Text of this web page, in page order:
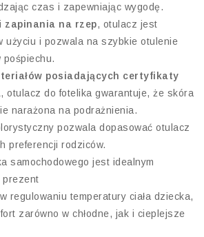
czas i zapewniając wygodę.
zapinania na rzep, otulacz jest
użyciu i pozwala na szybkie otulenie
pośpiechu.
posiadających certyfikaty
, otulacz do fotelika gwarantuje, że skóra
narażona na podrażnienia.
pozwala dopasować otulacz
preferencji rodziców.
samochodowego jest idealnym
prezent
regulowaniu temperatury ciała dziecka,
zarówno w chłodne, jak i cieplejsze